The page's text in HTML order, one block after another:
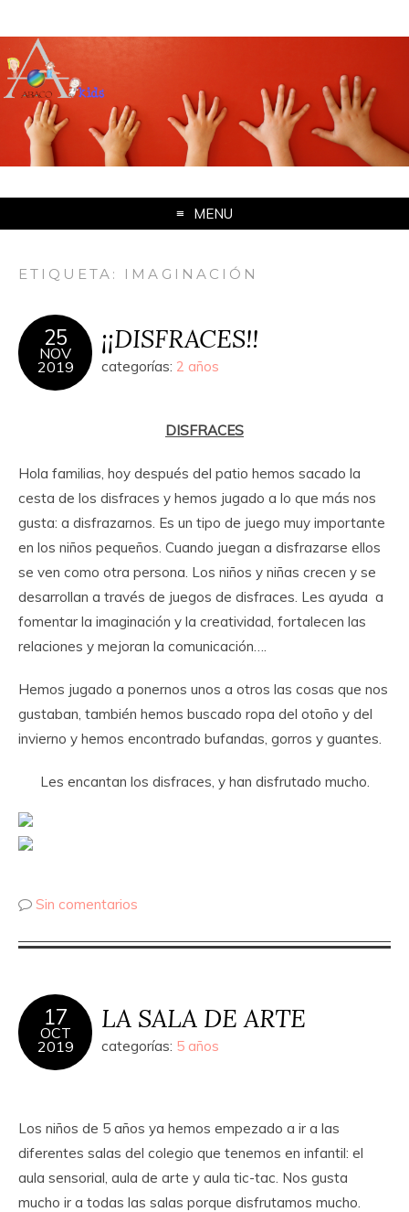
MENU
ETIQUETA: IMAGINACIÓN
25
NOV
2019
¡¡DISFRACES!!
categorías: 2 años
DISFRACES
Hola familias, hoy después del patio hemos sacado la
cesta de los disfraces y hemos jugado a lo que más nos
gusta: a disfrazarnos. Es un tipo de juego muy importante
en los niños pequeños. Cuando juegan a disfrazarse ellos
se ven como otra persona. Los niños y niñas crecen y se
desarrollan a través de juegos de disfraces. Les ayuda a
fomentar la imaginación y la creatividad, fortalecen las
relaciones y mejoran la comunicación….
Hemos jugado a ponernos unos a otros las cosas que nos
gustaban, también hemos buscado ropa del otoño y del
invierno y hemos encontrado bufandas, gorros y guantes.
Les encantan los disfraces, y han disfrutado mucho.
Sin comentarios
17
OCT
2019
LA SALA DE ARTE
categorías: 5 años
Los niños de 5 años ya hemos empezado a ir a las
diferentes salas del colegio que tenemos en infantil: el
aula sensorial, aula de arte y aula tic-tac. Nos gusta
mucho ir a todas las salas porque disfrutamos mucho.